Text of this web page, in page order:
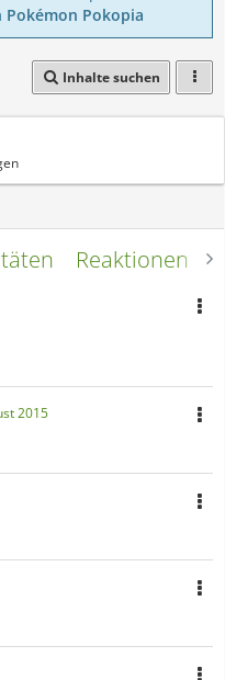
Pokopia
Inhalte suchen
Reaktionen
2015